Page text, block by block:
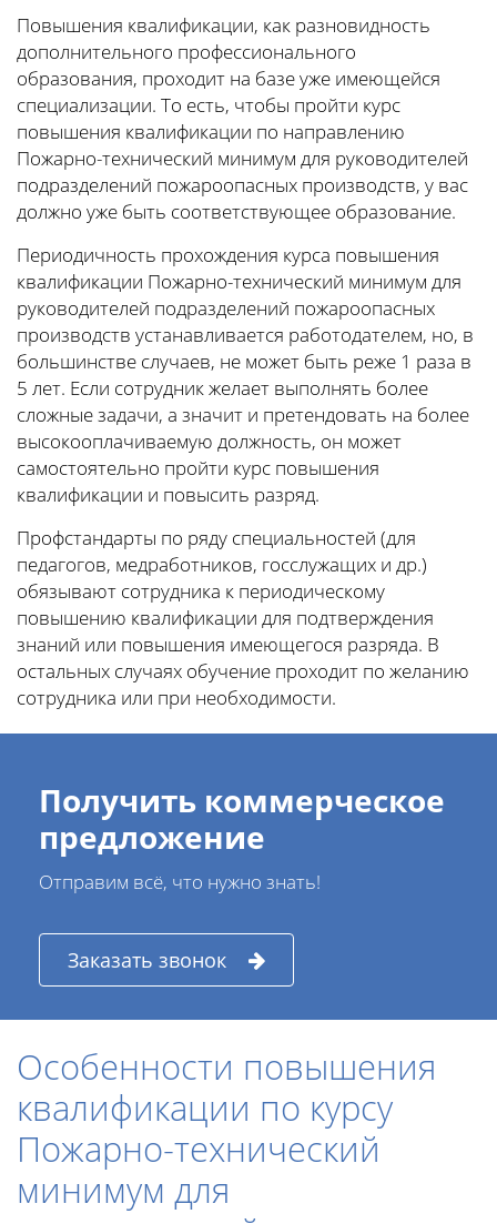
Повышения квалификации, как разновидность
дополнительного профессионального
образования, проходит на базе уже имеющейся
специализации. То есть, чтобы пройти курс
повышения квалификации по направлению
Пожарно-технический минимум для руководителей
подразделений пожароопасных производств, у вас
должно уже быть соответствующее образование.
Периодичность прохождения курса повышения
квалификации Пожарно-технический минимум для
руководителей подразделений пожароопасных
производств устанавливается работодателем, но, в
большинстве случаев, не может быть реже 1 раза в
5 лет. Если сотрудник желает выполнять более
сложные задачи, а значит и претендовать на более
высокооплачиваемую должность, он может
самостоятельно пройти курс повышения
квалификации и повысить разряд.
Профстандарты по ряду специальностей (для
педагогов, медработников, госслужащих и др.)
обязывают сотрудника к периодическому
повышению квалификации для подтверждения
знаний или повышения имеющегося разряда. В
остальных случаях обучение проходит по желанию
сотрудника или при необходимости.
Получить коммерческое
предложение
Отправим всё, что нужно знать!
Заказать звонок
Особенности повышения
квалификации по курсу
Пожарно-технический
минимум для